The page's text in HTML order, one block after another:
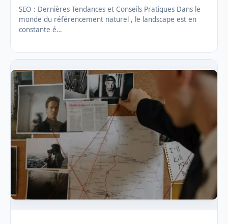
SEO : Dernières Tendances et Conseils Pratiques Dans le
monde du référencement naturel , le landscape est en
constante é…